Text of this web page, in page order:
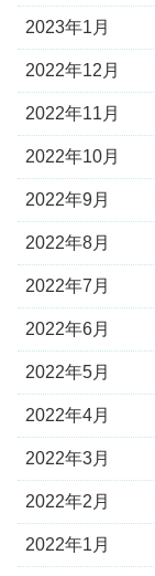
2023年1月
2022年12月
2022年11月
2022年10月
2022年9月
2022年8月
2022年7月
2022年6月
2022年5月
2022年4月
2022年3月
2022年2月
2022年1月